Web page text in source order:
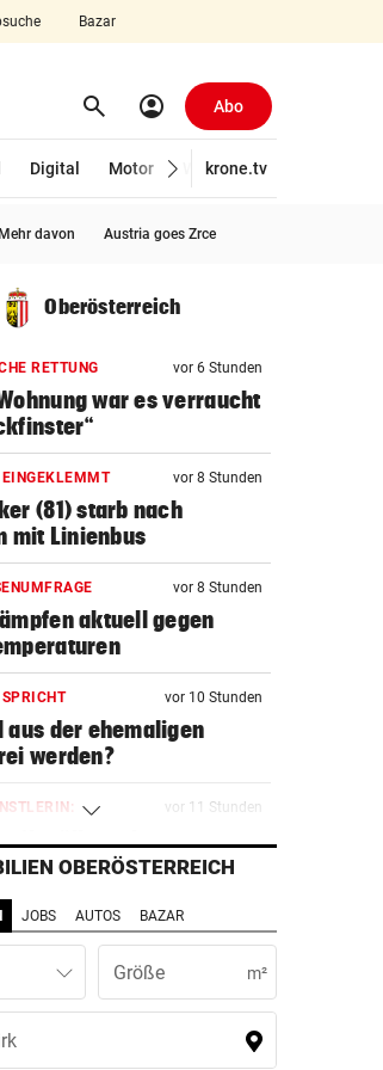
Bazar
search Suchen
account_circle Abo
Digital Motor Wirtschaft
krone.tv
Mehr davon Austria goes Zrce
Oberösterreich
RETTUNG vor 6 Stunden
war es verraucht
EINGEKLEMMT vor 8 Stunden
(81) starb nach
mit Linienbus
vor 8 Stunden
aktuell gegen
vor 10 Stunden
aus der ehemaligen
werden?
vor 11 Stunden
werden
Beats entlockt
WOCHENENDE vor 12 Stunden
in seiner
erleben
vor 13 Stunden
OBERÖSTERREICH
JOBS AUTOS BAZAR
m²